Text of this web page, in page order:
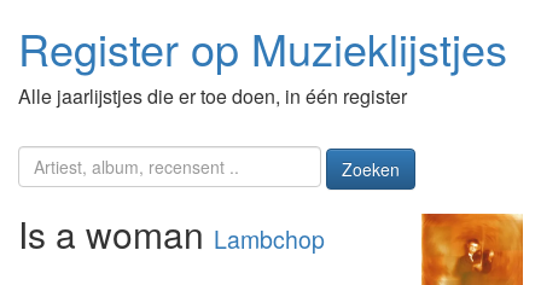
Register op Muzieklijstjes
Alle jaarlijstjes die er toe doen, in één register
Zoeken
Is a woman Lambchop